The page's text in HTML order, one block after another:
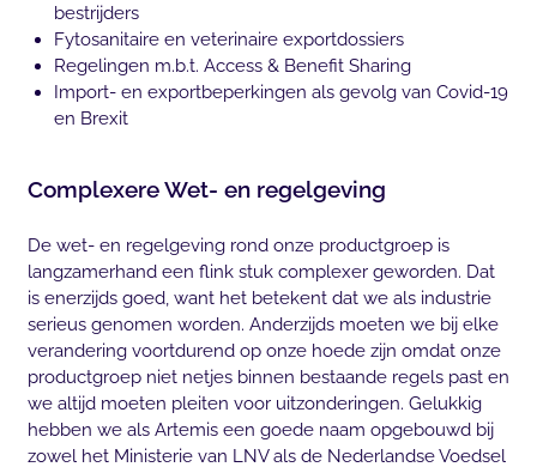
bestrijders
Fytosanitaire en veterinaire exportdossiers
Regelingen m.b.t. Access & Benefit Sharing
Import- en exportbeperkingen als gevolg van Covid-19
en Brexit
Complexere Wet- en regelgeving
De wet- en regelgeving rond onze productgroep is
langzamerhand een flink stuk complexer geworden. Dat
is enerzijds goed, want het betekent dat we als industrie
serieus genomen worden. Anderzijds moeten we bij elke
verandering voortdurend op onze hoede zijn omdat onze
productgroep niet netjes binnen bestaande regels past en
we altijd moeten pleiten voor uitzonderingen. Gelukkig
hebben we als Artemis een goede naam opgebouwd bij
zowel het Ministerie van LNV als de Nederlandse Voedsel